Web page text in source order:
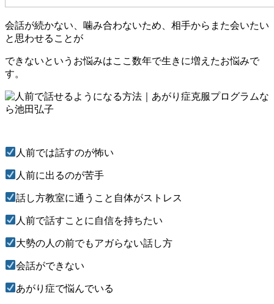
会話が続かない、噛み合わないため、相手からまた会いたい
と思わせることが
できないというお悩みはここ数年で生きに増えたお悩みで
す。
人前では話すのが怖い
人前に出るのが苦手
話し方教室に通うこと自体がストレス
人前で話すことに自信を持ちたい
大勢の人の前でもアガらない話し方
会話ができない
あがり症で悩んでいる